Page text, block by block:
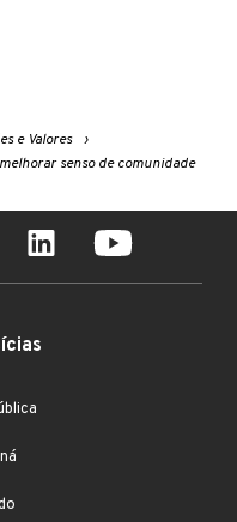
e Valores
senso de comunidade